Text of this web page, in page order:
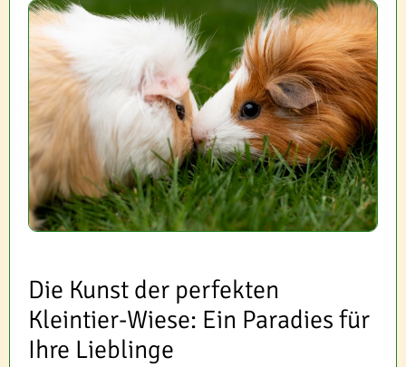
Die Kunst der perfekten
Kleintier-Wiese: Ein Paradies für
Ihre Lieblinge